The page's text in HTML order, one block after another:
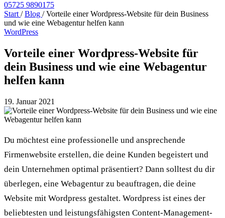
05725 9890175
Start / Blog / Vorteile einer Wordpress-Website für dein Business
und wie eine Webagentur helfen kann
WordPress
Vorteile einer Wordpress-Website für
dein Business und wie eine Webagentur
helfen kann
19. Januar 2021
Du möchtest eine professionelle und ansprechende
Firmenwebsite erstellen, die deine Kunden begeistert und
dein Unternehmen optimal präsentiert? Dann solltest du dir
überlegen, eine Webagentur zu beauftragen, die deine
Website mit Wordpress gestaltet. Wordpress ist eines der
beliebtesten und leistungsfähigsten Content-Management-